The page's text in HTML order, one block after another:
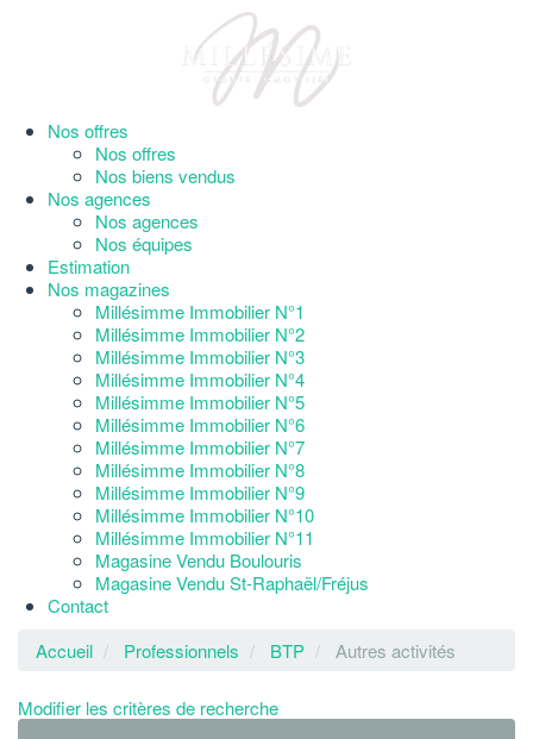
Nos offres
Nos offres
Nos biens vendus
Nos agences
Nos agences
Nos équipes
Estimation
Nos magazines
Millésimme Immobilier N°1
Millésimme Immobilier N°2
Millésimme Immobilier N°3
Millésimme Immobilier N°4
Millésimme Immobilier N°5
Millésimme Immobilier N°6
Millésimme Immobilier N°7
Millésimme Immobilier N°8
Millésimme Immobilier N°9
Millésimme Immobilier N°10
Millésimme Immobilier N°11
Magasine Vendu Boulouris
Magasine Vendu St-Raphaël/Fréjus
Contact
Accueil
Professionnels BTP Autres activités
Modifier les critères de recherche